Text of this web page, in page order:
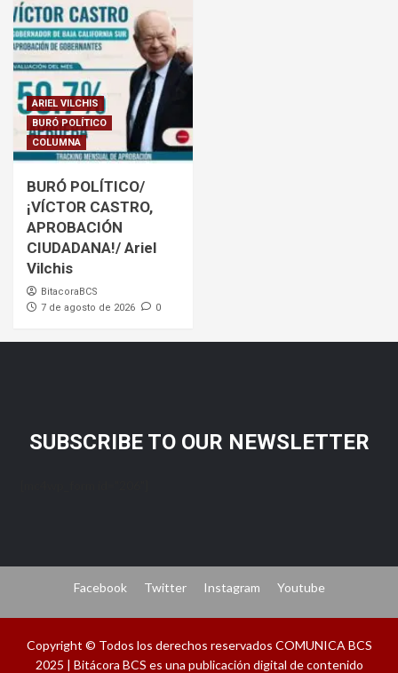
ARIEL VILCHIS
BURÓ POLÍTICO
COLUMNA
BURÓ POLÍTICO/
¡VÍCTOR CASTRO,
APROBACIÓN
CIUDADANA!/ Ariel
Vilchis
BitacoraBCS
7 de agosto de 2026
0
SUBSCRIBE TO OUR NEWSLETTER
Facebook Twitter Instagram Youtube
Copyright © Todos los derechos reservados COMUNICA BCS
2025 | Bitácora BCS es una publicación digital de contenido